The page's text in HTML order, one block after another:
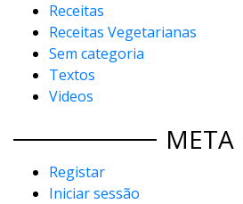
Receitas
Receitas Vegetarianas
Sem categoria
Textos
Videos
META
Registar
Iniciar sessão